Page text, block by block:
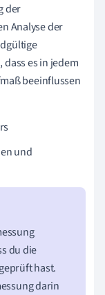
der
Analyse der
es in jedem
beeinflussen
und
du die
hast.
darin